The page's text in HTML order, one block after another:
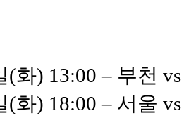
(화) 13:00 – 부천
(화) 18:00 – 서울